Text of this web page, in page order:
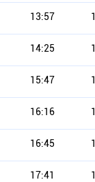
13:57
14:25
15:47
16:16
16:45
17:41